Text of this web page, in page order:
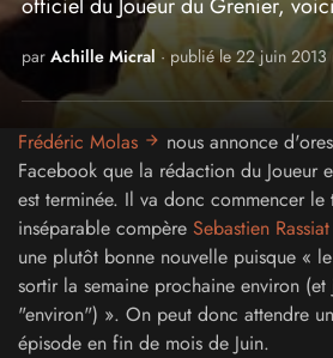
par Achille Micral · publié le 22 juin
Frédéric Molas
nous annonce
Facebook que la rédaction du Joueur
est terminée. Il va donc commencer le
inséparable compère Sebastien Rassiat
une plutôt bonne nouvelle puisque «
sortir la semaine prochaine environ
"environ") ». On peut donc attendre
épisode en fin de mois de Juin.